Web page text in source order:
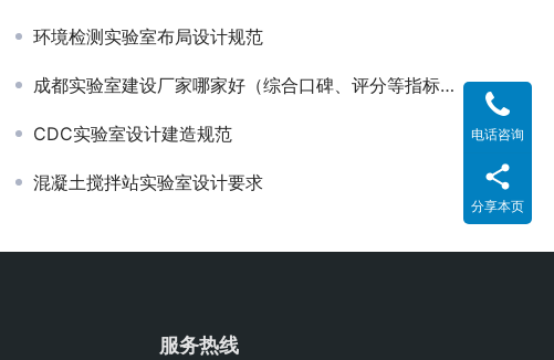
环境检测实验室布局设计规范
成都实验室建设厂家哪家好（综合口碑、评分等指标分析）
CDC实验室设计建造规范
混凝土搅拌站实验室设计要求
服务热线
电话咨询
分享本页